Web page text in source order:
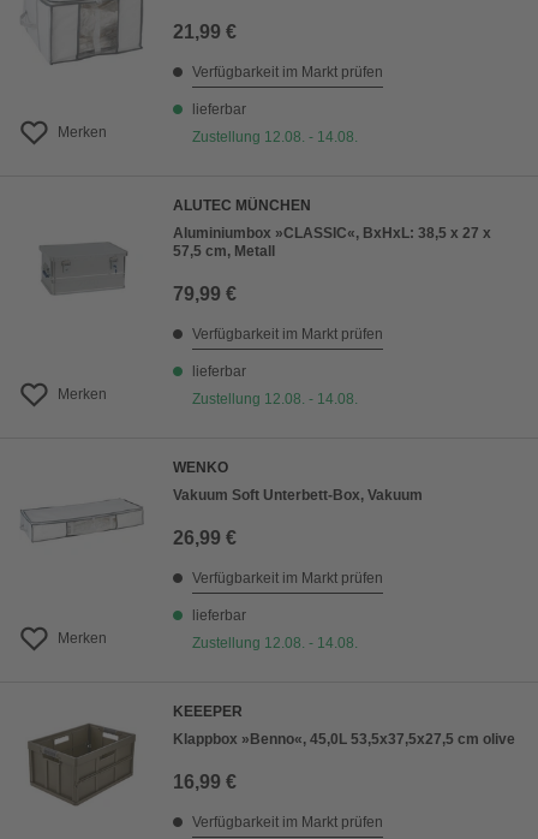
Merken
21,99 €
Verfügbarkeit im Markt prüfen
lieferbar
Zustellung 12.08. - 14.08.
Merken
ALUTEC MÜNCHEN
Aluminiumbox »CLASSIC«, BxHxL: 38,5 x 27 x
57,5 cm, Metall
79,99 €
Verfügbarkeit im Markt prüfen
lieferbar
Zustellung 12.08. - 14.08.
Merken
WENKO
Vakuum Soft Unterbett-Box, Vakuum
26,99 €
Verfügbarkeit im Markt prüfen
lieferbar
Zustellung 12.08. - 14.08.
KEEEPER
Klappbox »Benno«, 45,0L 53,5x37,5x27,5 cm olive
16,99 €
Verfügbarkeit im Markt prüfen